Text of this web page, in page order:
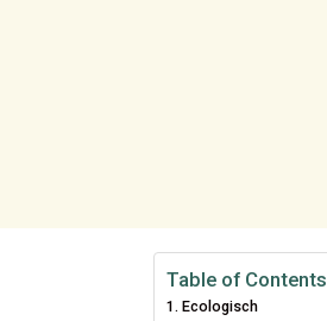
Table of Contents
Ecologisch